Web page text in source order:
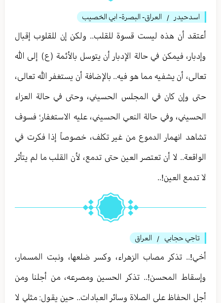
اسدحيدر / العراق- البصرة- ابي الخصيب
أعتقد أن هذه ليست قسوة للقلب.. ولكن إن للقلوب إقبال
وإدبار، فيمكن في حالة الإدبار أن يتوسل بالأئمة (ع) إلى الله
تعالى، أن يشفيه مما هو فيه.. بالإضافة أن يستغفر الله تعالى،
حتى وإن كان في المجلس الحسيني، وحتى في حالة العزاء
الحسيني، وفي حالة النعي الحسيني، عليه الاستغفار؛ فسوف
تشاهد انهمار الدموع من غير تكلف، خصوصاً إذا فكرت في
الواقعة.. لا أن تعتصر العين حتى تدمع، لأن القلب ما لم يتأثر
لا تدمع العين!..
تاجي حجابي / العراق
أخي!.. تذكر مصاب الزهراء، وكسر ضلعها، ونبت المسمار،
وإسقاط المحسن!.. تذكر الحسين ومصرعه، من أجلنا ومن
أجل الحفاظ على الصلاة وسائر العبادات.. حين يقول: مثلي لا